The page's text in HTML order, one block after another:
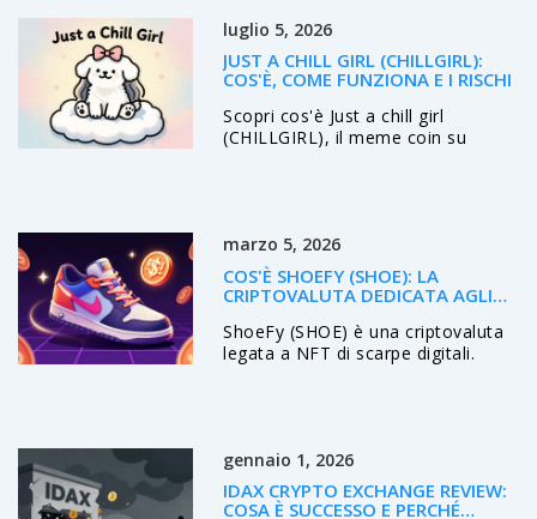
luglio 5, 2026
JUST A CHILL GIRL (CHILLGIRL):
COS'È, COME FUNZIONA E I RISCHI
Scopri cos'è Just a chill girl
(CHILLGIRL), il meme coin su
marzo 5, 2026
COS'È SHOEFY (SHOE): LA
CRIPTOVALUTA DEDICATA AGLI
ShoeFy (SHOE) è una criptovaluta
legata a NFT di scarpe digitali.
principali.
gennaio 1, 2026
IDAX CRYPTO EXCHANGE REVIEW:
COSA È SUCCESSO E PERCHÉ